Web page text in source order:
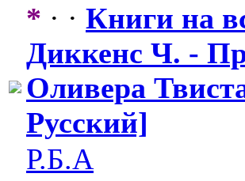
* · · Книги на
Диккенс Ч. -
Оливера
Русский]
Р.Б.А